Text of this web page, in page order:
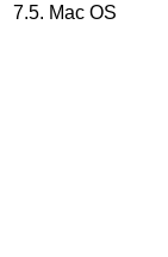
7.5. Mac OS